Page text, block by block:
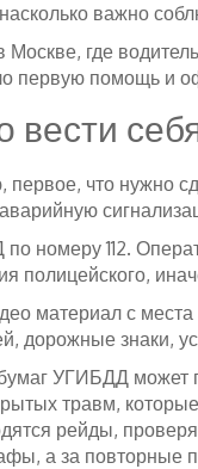
важно
где
первую помощь и
вести
что нужно
номеру 112.
полицейского,
материал с места
дорожные знаки,
УГИБДД может
травм,
рейды,
а за повторные